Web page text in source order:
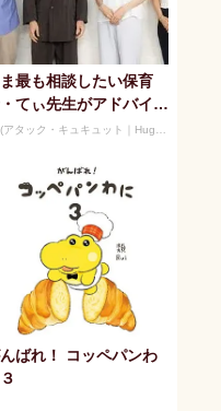
最も相談したい保育
てぃ先生がアドバイ
子どもの“おてつだ
ばれ！ コッペパンわ